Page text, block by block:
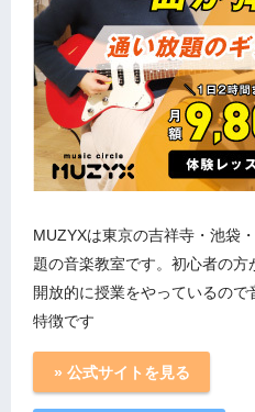
MUZYXは東京の吉祥寺・池袋
題の音楽教室です。初心者の
開放的に授業をやっているの
特徴です
» 公式サイトを見る